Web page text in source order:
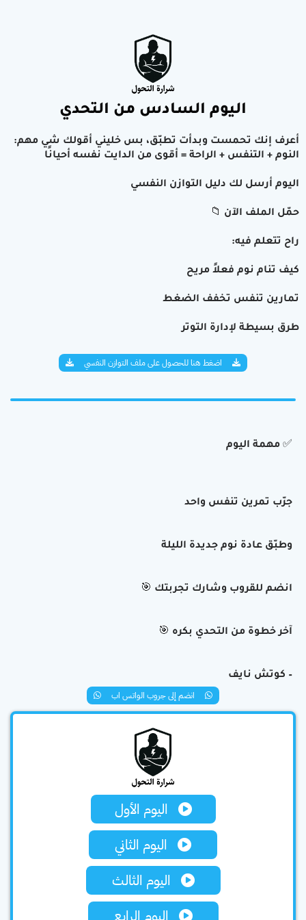
اليوم السادس من التحدي
أعرف إنك تحمست وبدأت تطبّق، بس خليني أقولك شي مهم:
النوم + التنفس + الراحة = أقوى من الدايت نفسه أحيانًا
اليوم أرسل لك دليل التوازن النفسي
📁 حمّل الملف الآن
راح تتعلم فيه:
كيف تنام نوم فعلاً مريح
تمارين تنفس تخفف الضغط
طرق بسيطة لإدارة التوتر
اضغط هنا للحصول على ملف التوازن النفسي
اليوم الأول
اليوم الثاني
اليوم الثالث
اليوم الرابع
✅ مهمة اليوم
جرّب تمرين تنفس واحد
وطبّق عادة نوم جديدة الليلة
🎯 انضم للقروب وشارك تجربتك
آخر خطوة من التحدي بكره 🎯
– كوتش نايف
انضم إلى جروب الواتس اب